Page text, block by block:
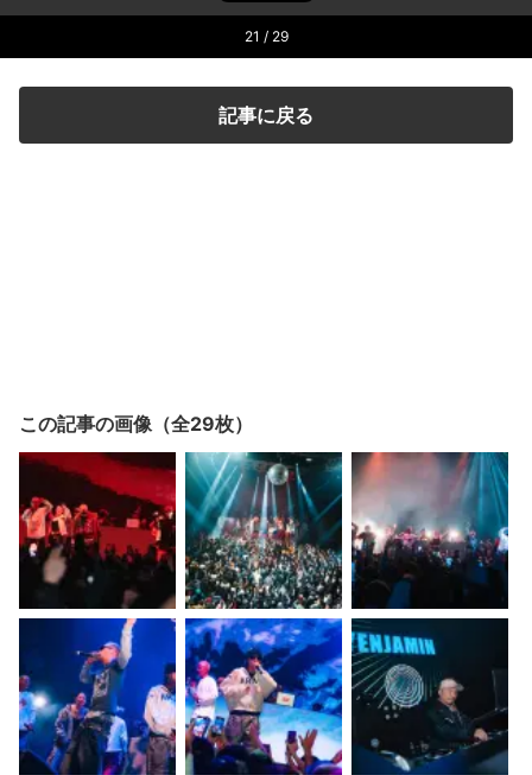
21 / 29
記事に戻る
この記事の画像（全29枚）